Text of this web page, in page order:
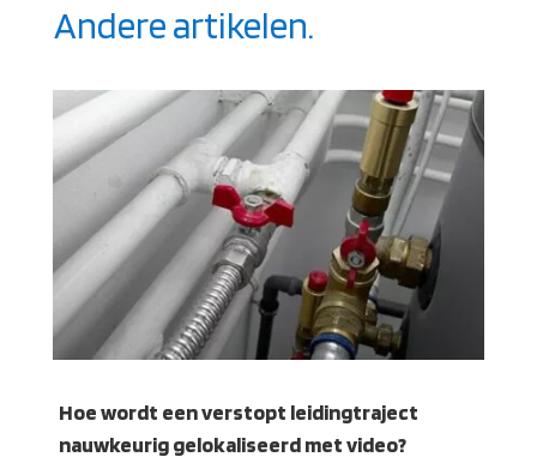
Andere artikelen.
Hoe wordt een verstopt leidingtraject
nauwkeurig gelokaliseerd met video?